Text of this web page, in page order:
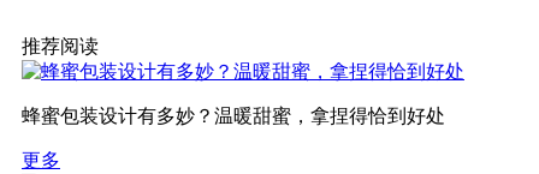
推荐阅读
蜂蜜包装设计有多妙？温暖甜蜜，拿捏得恰到好处
更多